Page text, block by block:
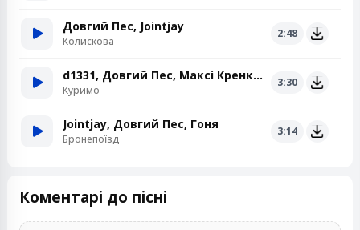
Довгий Пес, Jointjay
Колискова
2:48
d1331, Довгий Пес, Максі Кренк Звук, GIANTKEY
Куримо
3:30
Jointjay, Довгий Пес, Гоня
Бронепоїзд
3:14
Коментарі до пісні